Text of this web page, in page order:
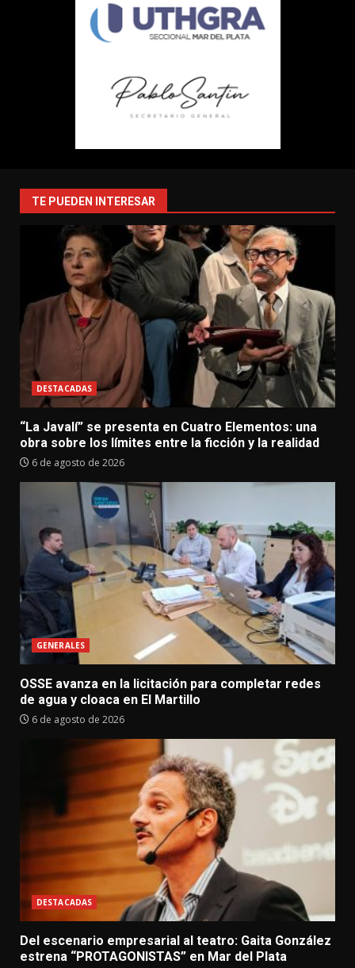
TE PUEDEN INTERESAR
DESTACADAS
“La Javalí” se presenta en Cuatro Elementos: una
obra sobre los límites entre la ficción y la realidad
6 de agosto de 2026
GENERALES
OSSE avanza en la licitación para completar redes
de agua y cloaca en El Martillo
6 de agosto de 2026
DESTACADAS
Del escenario empresarial al teatro: Gaita González
estrena “PROTAGONISTAS” en Mar del Plata